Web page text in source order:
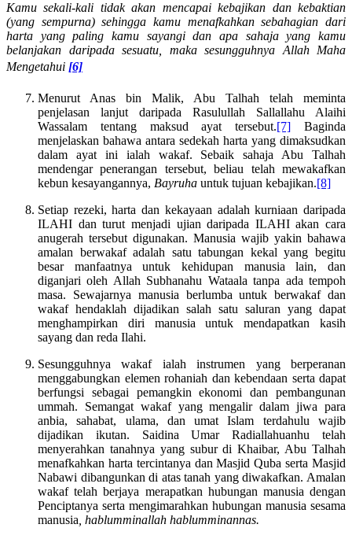
Kamu sekali-kali tidak akan mencapai kebajikan dan kebaktian
(yang sempurna) sehingga kamu menafkahkan sebahagian dari
harta yang paling kamu sayangi dan apa sahaja yang kamu
belanjakan daripada sesuatu, maka sesungguhnya Allah Maha
Mengetahui [6]
Menurut Anas bin Malik, Abu Talhah telah meminta
penjelasan lanjut daripada Rasulullah Sallallahu Alaihi
Wassalam tentang maksud ayat tersebut.[7] Baginda
menjelaskan bahawa antara sedekah harta yang dimaksudkan
dalam ayat ini ialah wakaf. Sebaik sahaja Abu Talhah
mendengar penerangan tersebut, beliau telah mewakafkan
kebun kesayangannya, Bayruha untuk tujuan kebajikan.[8]
Setiap rezeki, harta dan kekayaan adalah kurniaan daripada
ILAHI dan turut menjadi ujian daripada ILAHI akan cara
anugerah tersebut digunakan. Manusia wajib yakin bahawa
amalan berwakaf adalah satu tabungan kekal yang begitu
besar manfaatnya untuk kehidupan manusia lain, dan
diganjari oleh Allah Subhanahu Wataala tanpa ada tempoh
masa. Sewajarnya manusia berlumba untuk berwakaf dan
wakaf hendaklah dijadikan salah satu saluran yang dapat
menghampirkan diri manusia untuk mendapatkan kasih
sayang dan reda Ilahi.
Sesungguhnya wakaf ialah instrumen yang berperanan
menggabungkan elemen rohaniah dan kebendaan serta dapat
berfungsi sebagai pemangkin ekonomi dan pembangunan
ummah. Semangat wakaf yang mengalir dalam jiwa para
anbia, sahabat, ulama, dan umat Islam terdahulu wajib
dijadikan ikutan. Saidina Umar Radiallahuanhu telah
menyerahkan tanahnya yang subur di Khaibar, Abu Talhah
menafkahkan harta tercintanya dan Masjid Quba serta Masjid
Nabawi dibangunkan di atas tanah yang diwakafkan. Amalan
wakaf telah berjaya merapatkan hubungan manusia dengan
Penciptanya serta mengimarahkan hubungan manusia sesama
manusia, hablumminallah hablumminannas.